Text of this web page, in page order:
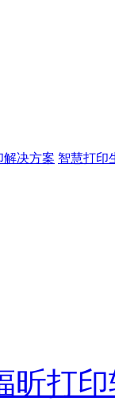
解决方案 智慧打印
昕打